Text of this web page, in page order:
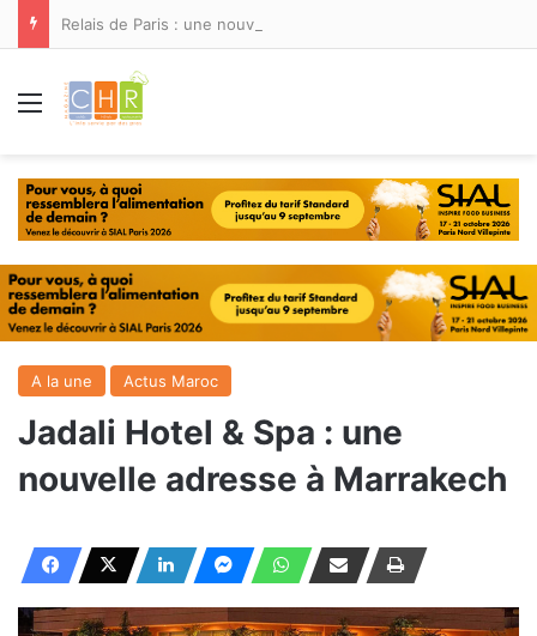
Menu
A la une Actus Maroc
Jadali Hotel & Spa : une
nouvelle adresse à Marrakech